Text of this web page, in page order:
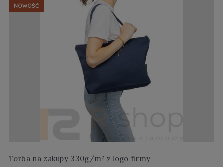
Torba na zakupy 330g/m² z logo firmy
NOWOŚĆ